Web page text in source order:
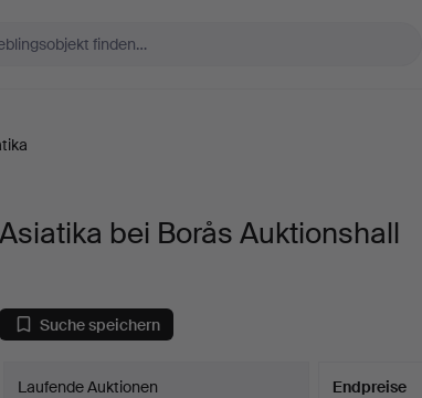
Asiatika bei Borås Auktionshall
Suche speichern
Laufende Auktionen
Endpreise